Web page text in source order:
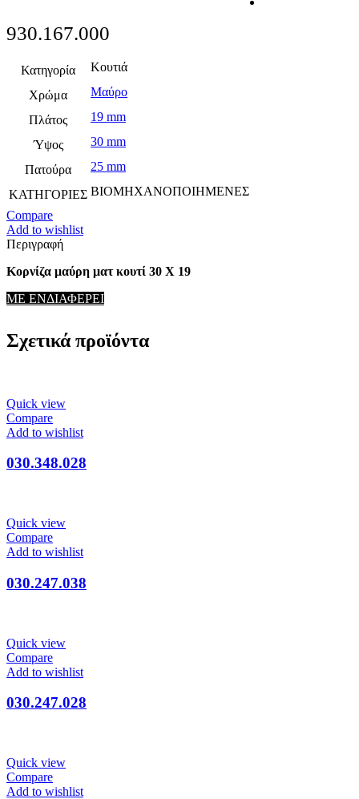
930.167.000
Κατηγορία Κουτιά
Χρώμα Μαύρο
Πλάτος 19 mm
Ύψος 30 mm
Πατούρα 25 mm
ΚΑΤΗΓΟΡΙΕΣ ΒΙΟΜΗΧΑΝΟΠΟΙΗΜΕΝΕΣ
Compare
Add to wishlist
Περιγραφή
Κορνίζα μαύρη ματ κουτί 30 Χ 19
ΜΕ ΕΝΔΙΑΦΕΡΕΙ
Σχετικά προϊόντα
Quick view
Compare
Add to wishlist
030.348.028
Quick view
Compare
Add to wishlist
030.247.038
Quick view
Compare
Add to wishlist
030.247.028
Quick view
Compare
Add to wishlist